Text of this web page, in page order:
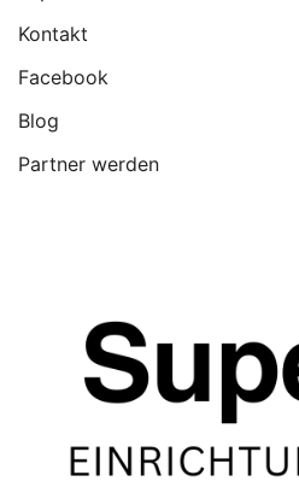
Kontakt
Facebook
Blog
Partner werden